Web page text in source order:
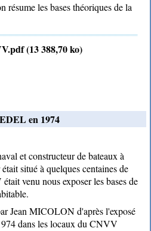
résume les bases théoriques de la
(13 388,70 ko)
en 1974
et constructeur de bateaux à
situé à quelques centaines de
venu nous exposer les bases de
Jean MICOLON d'après l'exposé
dans les locaux du CNVV